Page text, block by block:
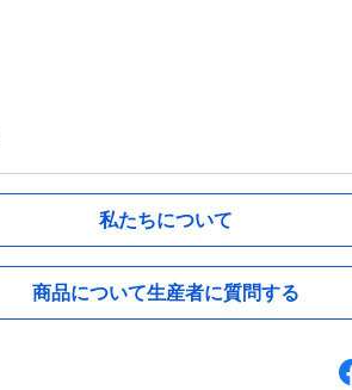
私たちについて
商品について生産者に質問する